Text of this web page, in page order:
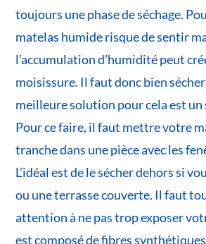
toujours une phase de séchage.
matelas humide risque de sentir
l’accumulation d’humidité peut
moisissure. Il faut donc bien
meilleure solution pour cela est un
Pour ce faire, il faut mettre votre
tranche dans une pièce avec les
L’idéal est de le sécher dehors si
ou une terrasse couverte. Il faut
attention à ne pas trop exposer
est composé de fibres